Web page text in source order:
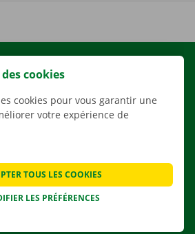
LOCATION
NOS SERVICES
DE DÉMÉNAGEMENT
cookies
cookies pour vous garantir une
votre expérience de
LES PRÉFÉRENCES
TOUS LES COOKIES